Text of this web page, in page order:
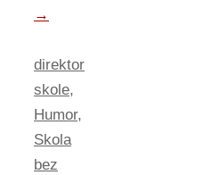
→
direktor
skole,
Humor,
Skola
bez